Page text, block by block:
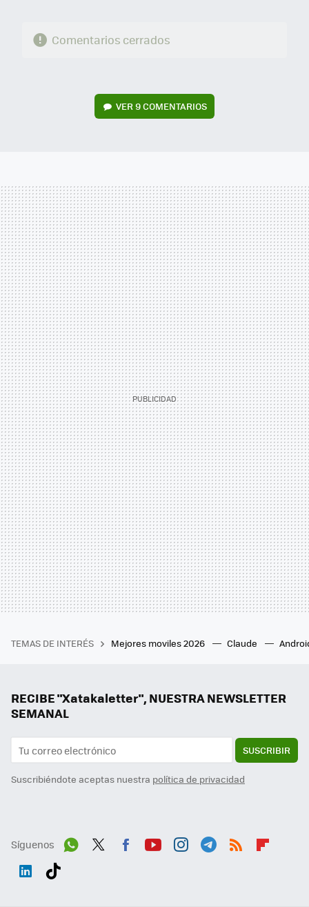
Comentarios cerrados
VER9 COMENTARIOS
TEMAS DE INTERÉS Mejores moviles 2026 Claude
RECIBE "Xatakaletter", NUESTRA NEWSLETTER
SEMANAL
SUSCRIBIR
Suscribiéndote aceptas nuestra política de privacidad
Síguenos